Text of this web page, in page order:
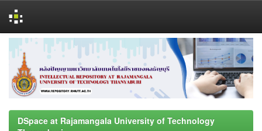
navigation
DSpace at Rajamangala University of Technology